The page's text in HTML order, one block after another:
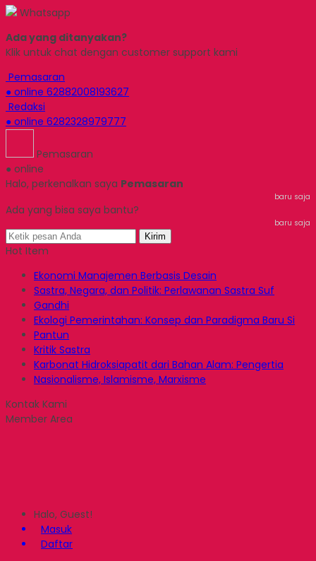
Whatsapp
Ada yang ditanyakan?
Klik untuk chat dengan customer support kami
Pemasaran
● online 62882008193627
Redaksi
● online 6282328979777
Pemasaran
● online
Halo, perkenalkan saya Pemasaran
baru saja
Ada yang bisa saya bantu?
baru saja
Kirim
Hot Item
Ekonomi Manajemen Berbasis Desain
Sastra, Negara, dan Politik: Perlawanan Sastra Suf
Gandhi
Ekologi Pemerintahan: Konsep dan Paradigma Baru Si
Pantun
Kritik Sastra
Karbonat Hidroksiapatit dari Bahan Alam: Pengertia
Nasionalisme, Islamisme, Marxisme
Kontak Kami
Member Area
Halo, Guest!
Masuk
Daftar